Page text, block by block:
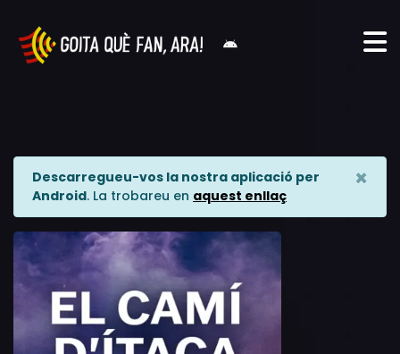
Descarregueu-vos la nostra aplicació per
Android. La trobareu en aquest enllaç
×